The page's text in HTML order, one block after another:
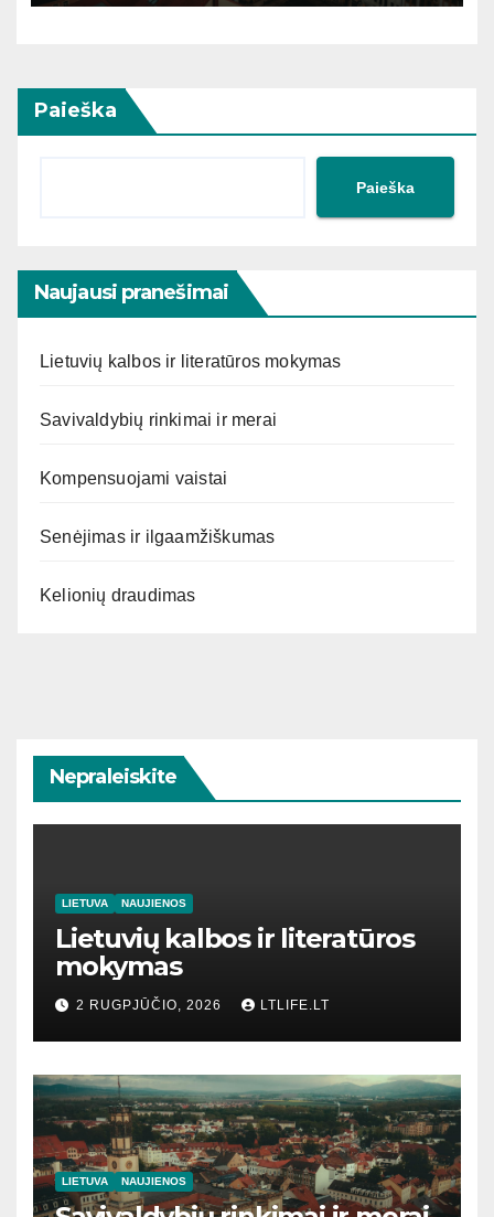
Paieška
Paieška
Naujausi pranešimai
Lietuvių kalbos ir literatūros mokymas
Savivaldybių rinkimai ir merai
Kompensuojami vaistai
Senėjimas ir ilgaamžiškumas
Kelionių draudimas
Nepraleiskite
LIETUVA NAUJIENOS
Lietuvių kalbos ir literatūros
mokymas
2 RUGPJŪČIO, 2026 LTLIFE.LT
LIETUVA NAUJIENOS